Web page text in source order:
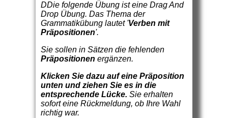
DDie folgende Übung ist eine Drag And
Drop Übung. Das Thema der
Grammatikübung lautet 'Verben mit
Präpositionen'.
Sie sollen in Sätzen die fehlenden
Präpositionen ergänzen.
Klicken Sie dazu auf eine Präposition
unten und ziehen Sie es in die
entsprechende Lücke. Sie erhalten
sofort eine Rückmeldung, ob Ihre Wahl
richtig war.